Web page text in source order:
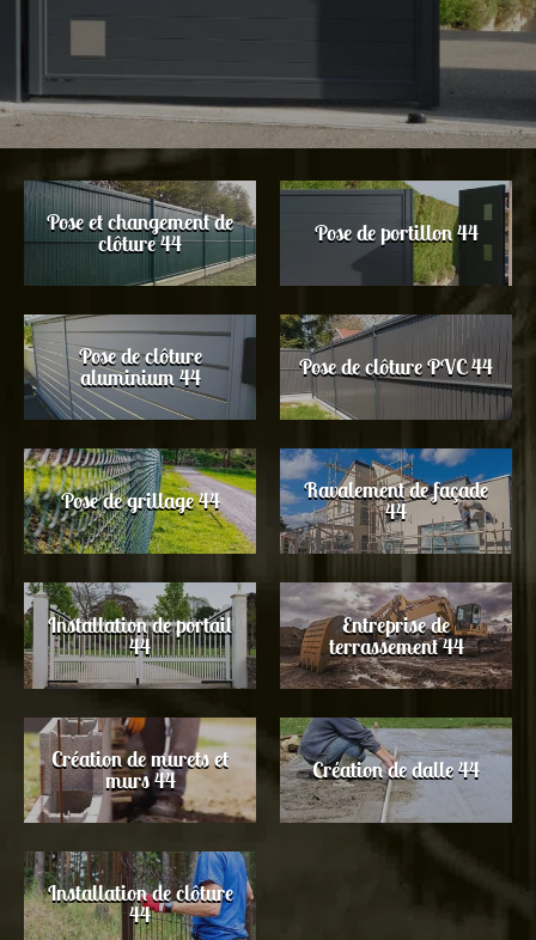
Pose et changement de
clôture 44 Pose de portillon 44
Pose de clôture
aluminium 44 Pose de clôture PVC 44
Pose de grillage 44 Ravalement de façade
44
Installation de portail
44
Entreprise de
terrassement 44
Création de murets et
murs 44 Création de dalle 44
Installation de clôture
44